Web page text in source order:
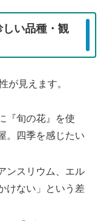
い品種・観
が見えます。
『旬の花』を使
。四季を感じたい
ンスリウム、エル
けない」という差